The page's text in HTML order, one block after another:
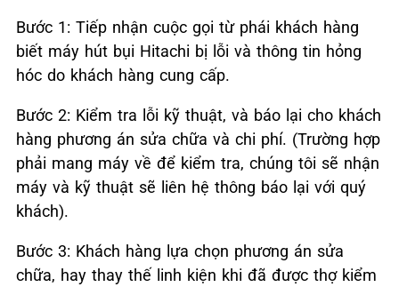
Bước 1: Tiếp nhận cuộc gọi từ phái khách hàng
biết máy hút bụi Hitachi bị lỗi và thông tin hỏng
hóc do khách hàng cung cấp.
Bước 2: Kiểm tra lỗi kỹ thuật, và báo lại cho khách
hàng phương án sửa chữa và chi phí. (Trường hợp
phải mang máy về để kiểm tra, chúng tôi sẽ nhận
máy và kỹ thuật sẽ liên hệ thông báo lại với quý
khách).
Bước 3: Khách hàng lựa chọn phương án sửa
chữa, hay thay thế linh kiện khi đã được thợ kiểm